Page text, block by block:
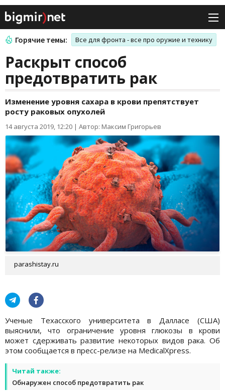
Горячие темы: Все для фронта - все про оружие и технику
Раскрыт способ
предотвратить рак
Изменение уровня сахара в крови препятствует
росту раковых опухолей
14 августа 2019, 12:20 | Автор: Максим Григорьев
parashistay.ru
Ученые Техасского университета в Далласе (США)
выяснили, что ограничение уровня глюкозы в крови
может сдерживать развитие некоторых видов рака. Об
этом сообщается в пресс-релизе на MedicalXpress.
Читай также:
Обнаружен способ предотвратить рак